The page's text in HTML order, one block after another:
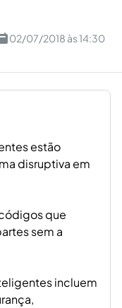
02/07/2018 às 14:30
estão
disruptiva em
que
sem a
incluem